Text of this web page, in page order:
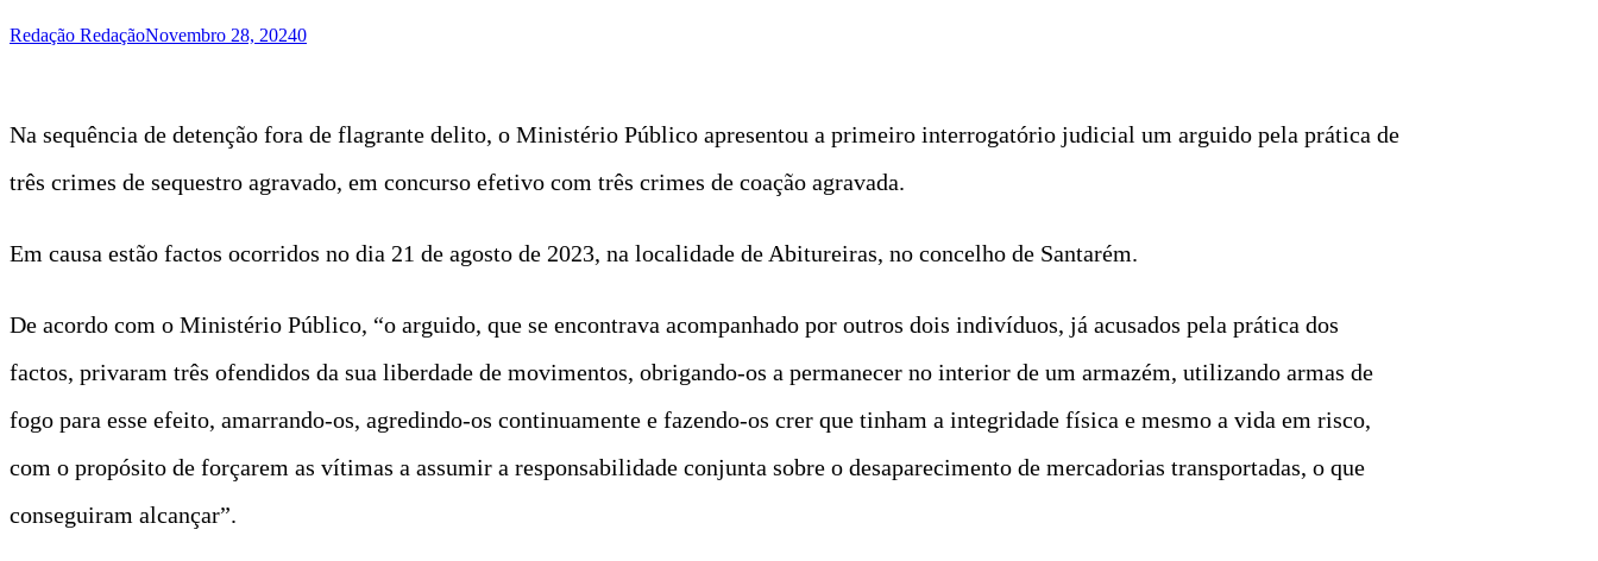
Redação RedaçãoNovembro 28, 20240
Na sequência de detenção fora de flagrante delito, o Ministério Público apresentou a primeiro interrogatório judicial um arguido pela prática de
três crimes de sequestro agravado, em concurso efetivo com três crimes de coação agravada.
Em causa estão factos ocorridos no dia 21 de agosto de 2023, na localidade de Abitureiras, no concelho de Santarém.
De acordo com o Ministério Público, “o arguido, que se encontrava acompanhado por outros dois indivíduos, já acusados pela prática dos
factos, privaram três ofendidos da sua liberdade de movimentos, obrigando-os a permanecer no interior de um armazém, utilizando armas de
fogo para esse efeito, amarrando-os, agredindo-os continuamente e fazendo-os crer que tinham a integridade física e mesmo a vida em risco,
com o propósito de forçarem as vítimas a assumir a responsabilidade conjunta sobre o desaparecimento de mercadorias transportadas, o que
conseguiram alcançar”.